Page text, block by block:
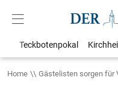
Teckbotenpokal
Home Gästelisten sorgen für